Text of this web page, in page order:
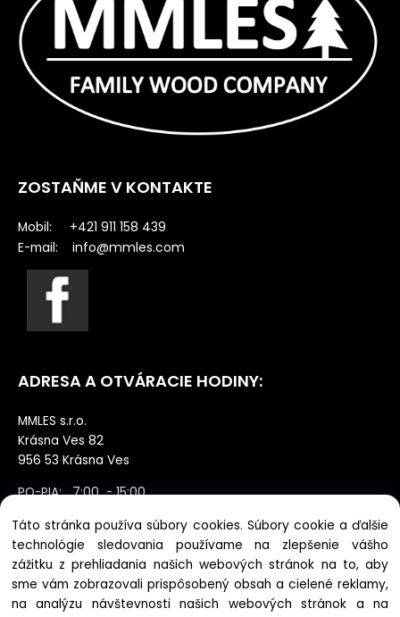
ZOSTAŇME V KONTAKTE
Mobil: +421 911 158 439
E-mail: info@mmles.com
ADRESA A OTVÁRACIE HODINY:
MMLES s.r.o.
Krásna Ves 82
956 53 Krásna Ves
PO-PIA: 7:00 - 15:00
zatvorené
Táto stránka používa súbory cookies. Súbory cookie a ďalšie
technológie sledovania používame na zlepšenie vášho
zážitku z prehliadania našich webových stránok na to, aby
sme vám zobrazovali prispôsobený obsah a cielené reklamy,
na analýzu návštevnosti našich webových stránok a na